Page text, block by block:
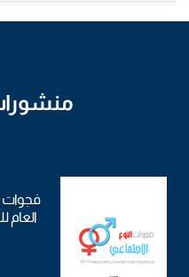
فجوات
العام